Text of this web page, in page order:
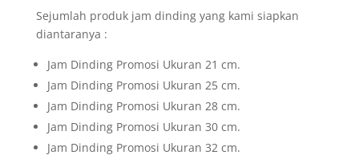
Sejumlah produk jam dinding yang kami siapkan
diantaranya :
Jam Dinding Promosi Ukuran 21 cm.
Jam Dinding Promosi Ukuran 25 cm.
Jam Dinding Promosi Ukuran 28 cm.
Jam Dinding Promosi Ukuran 30 cm.
Jam Dinding Promosi Ukuran 32 cm.